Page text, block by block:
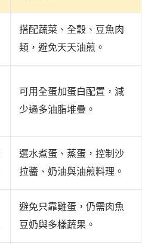
搭配蔬菜、全穀、豆魚肉
類，避免天天油煎。
可用全蛋加蛋白配置，減
少過多油脂堆疊。
選水煮蛋、蒸蛋，控制沙
拉醬、奶油與油煎料理。
避免只靠雞蛋，仍需肉魚
豆奶與多樣蔬果。